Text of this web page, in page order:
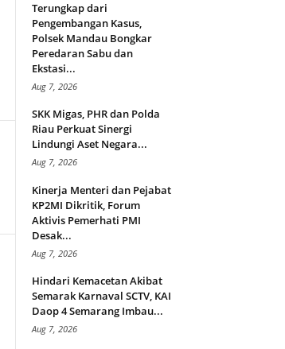
Terungkap dari
Pengembangan Kasus,
Polsek Mandau Bongkar
Peredaran Sabu dan
Ekstasi...
Aug 7, 2026
SKK Migas, PHR dan Polda
Riau Perkuat Sinergi
Lindungi Aset Negara...
Aug 7, 2026
Kinerja Menteri dan Pejabat
KP2MI Dikritik, Forum
Aktivis Pemerhati PMI
Desak...
Aug 7, 2026
Hindari Kemacetan Akibat
Semarak Karnaval SCTV, KAI
Daop 4 Semarang Imbau...
Aug 7, 2026